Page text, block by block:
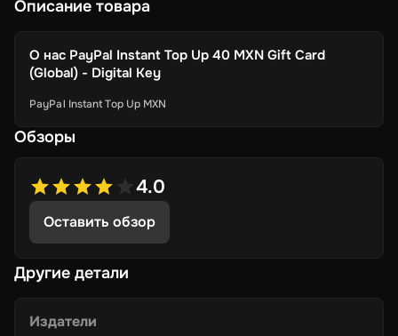
Описание товара
О нас PayPal Instant Top Up 40 MXN Gift Card
(Global) - Digital Key
PayPal Instant Top Up MXN
Обзоры
4.0
Оставить обзор
Другие детали
Издатели